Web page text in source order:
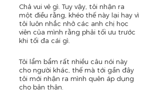
Chả vui vẻ gì. Tuy vậy, tôi nhận ra
một điều rằng, khéo thế này lại hay vì
tôi luôn nhắc nhở các anh chị học
viên của mình rằng phải tối ưu trước
khi tối đa cái gì.
Tôi lẩm bẩm rất nhiều câu nói này
cho người khác, thế mà tới gần đây
tôi mới nhận ra mình quên áp dụng
cho bản thân.